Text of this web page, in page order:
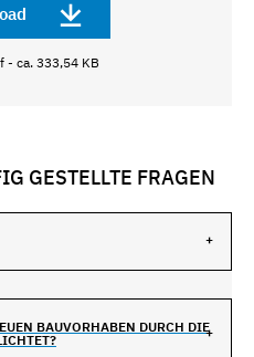
- ca. 333,54 KB
GESTELLTE FRAGEN
BAUVORHABEN DURCH DIE